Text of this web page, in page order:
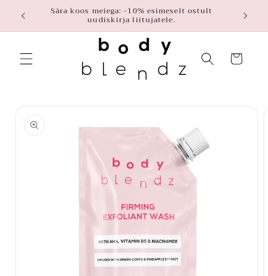
sisule
Sära koos meiega: -10% esimeselt ostult
uudiskirja liitujatele.
Ostukorv
tooteinfole